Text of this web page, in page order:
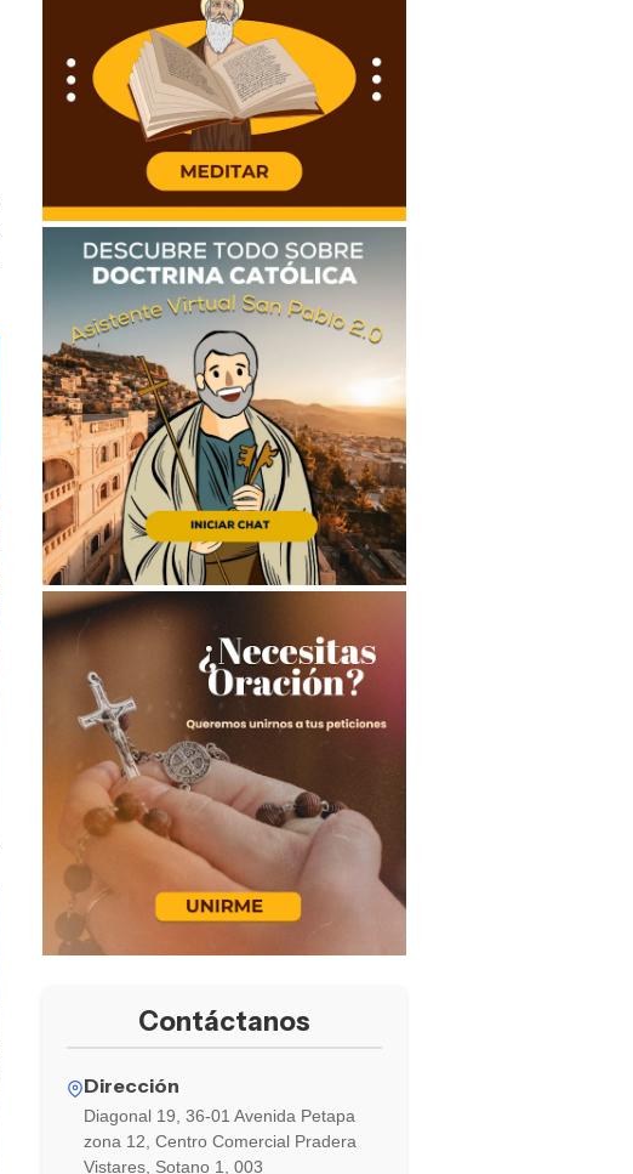
Contáctanos
Dirección
Diagonal 19, 36-01 Avenida Petapa
zona 12, Centro Comercial Pradera
Vistares, Sotano 1, 003